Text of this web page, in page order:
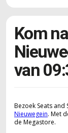
Kom
van
Bezoek Seats and
Nieuwegein. Met
de Megastore.